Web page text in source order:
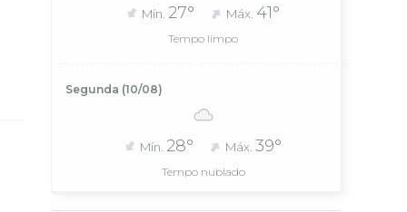
Mín. 27° Máx. 41°
Tempo limpo
Segunda (10/08)
Mín. 28° Máx.39°
Tempo nublado